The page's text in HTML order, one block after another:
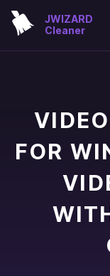
JWIZARD
Cleaner
FOR